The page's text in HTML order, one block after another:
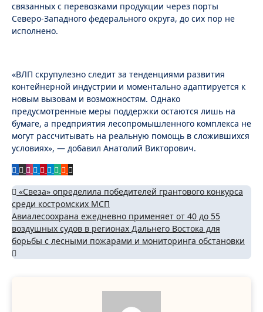
связанных с перевозками продукции через порты
Северо-Западного федерального округа, до сих пор не
исполнено.
«ВЛП скрупулезно следит за тенденциями развития
контейнерной индустрии и моментально адаптируется к
новым вызовам и возможностям. Однако
предусмотренные меры поддержки остаются лишь на
бумаге, а предприятия лесопромышленного комплекса не
могут рассчитывать на реальную помощь в сложившихся
условиях», — добавил Анатолий Викторович.
Навигация
по
записям
«Свеза» определила победителей грантового конкурса
среди костромских МСП
Авиалесоохрана ежедневно применяет от 40 до 55
воздушных судов в регионах Дальнего Востока для
борьбы с лесными пожарами и мониторинга обстановки